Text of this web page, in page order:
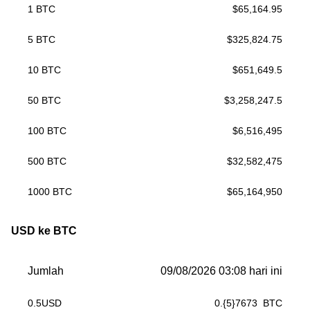
1 BTC $65,164.95
5 BTC $325,824.75
10 BTC $651,649.5
50 BTC $3,258,247.5
100 BTC $6,516,495
500 BTC $32,582,475
1000 BTC $65,164,950
USD ke BTC
Jumlah 09/08/2026 03:08 hari ini
0.5USD 0.{5}7673 BTC